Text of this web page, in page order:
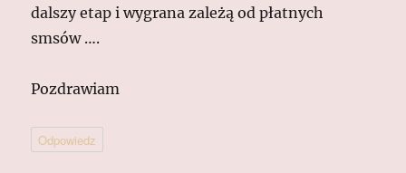
dalszy etap i wygrana zależą od płatnych
smsów ….
Pozdrawiam
Odpowiedz